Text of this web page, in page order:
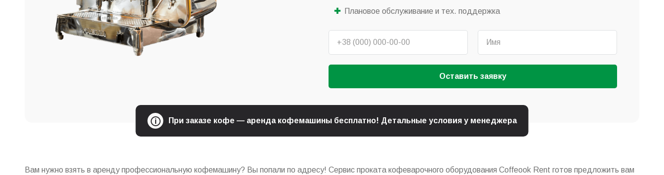
Плановое обслуживание и тех. поддержка
Оставить заявку
При заказе кофе — аренда кофемашины бесплатно! Детальные условия у менеджера
Вам нужно взять в аренду профессиональную кофемашину? Вы попали по адресу! Сервис проката кофеварочного оборудования Coffeook Rent готов предложить вам